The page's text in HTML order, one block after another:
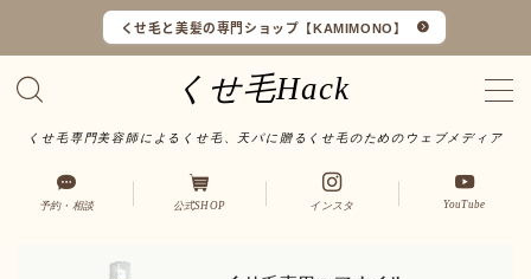
くせ毛と美髪の専門ショップ【KAMIMONO】
くせ毛Hack
くせ毛専門美容師によるくせ毛、天パに贈るくせ毛のためのウェブメディア
予約・相談 公式SHOP インスタ YouTube